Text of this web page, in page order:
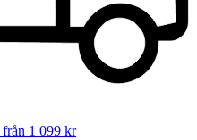
från 1 099 kr